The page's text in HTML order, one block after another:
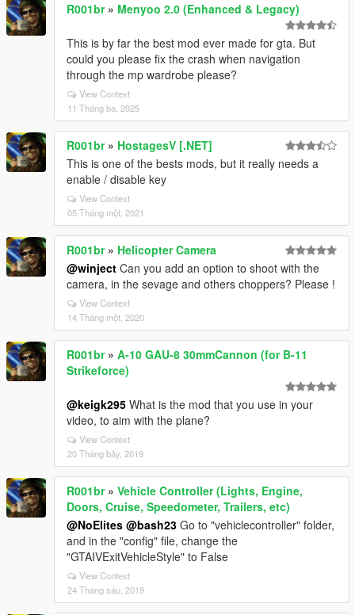
R001br» Menyoo 2.0 (Enhanced & Legacy)
This is by far the best mod ever made for gta. But
could you please fix the crash when navigation
through the mp wardrobe please?
View Context
11 Tháng ba, 2025
R001br» HostagesV [.NET]
This is one of the bests mods, but it really needs a
enable / disable key
View Context
05 Tháng một, 2021
R001br» Helicopter Camera
@winject Can you add an option to shoot with the
camera, in the sevage and others choppers? Please !
View Context
14 Tháng một, 2020
R001br» A-10 GAU-8 30mmCannon (for B-11
Strikeforce)
@keigk295 What is the mod that you use in your
video, to aim with the plane?
View Context
20 Tháng bảy, 2019
R001br» Vehicle Controller (Lights, Engine,
Doors, Cruise, Speedometer, Trailers, etc)
@NoElites @bash23 Go to "vehiclecontroller" folder,
and in the "config" file, change the
"GTAIVExitVehicleStyle" to False
View Context
24 Tháng sáu, 2019